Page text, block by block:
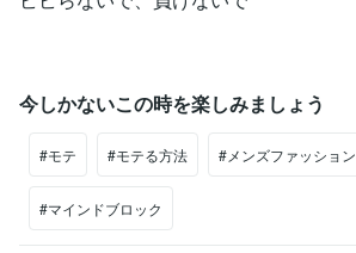
今しかないこの時を楽しみましょう
#モテ #モテる方法 #メンズファッション
#マインドブロック